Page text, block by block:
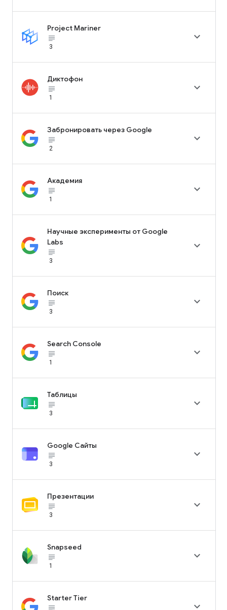
Project Mariner
subject_black
3

Диктофон
subject_black
1

Забронировать через Google
subject_black
2

Академия
subject_black
1

Научные эксперименты от Google
Labs
subject_black
3

Поиск
subject_black
3

Search Console
subject_black
1

Таблицы
subject_black
3

Google Сайты
subject_black
3

Презентации
subject_black
3

Snapseed
subject_black
1

Starter Tier
subject_black
